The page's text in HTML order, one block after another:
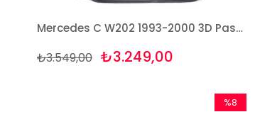
Mercedes C W202 1993-2000 3D Paspas ve Bagaj Havuzu Seti
₺3.249,00
₺3.549,00
%8